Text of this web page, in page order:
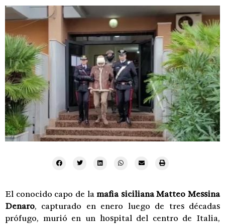
El conocido capo de lamafia siciliana Matteo Messina
Denaro, capturado en enero luego de tres décadas
prófugo, murió en un hospital del centro de Italia,